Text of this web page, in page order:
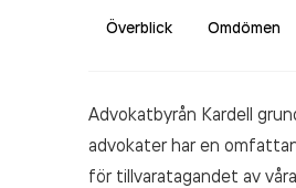
Överblick Omdömen
Advokatbyrån Kardell
advokater har en
för tillvaratagandet av